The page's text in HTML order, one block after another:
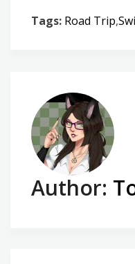
Tags: Road Trip,
Author: